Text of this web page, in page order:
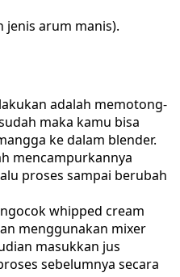
jenis arum manis).
adalah memotong-
maka kamu bisa
ke dalam blender.
mencampurkannya
proses sampai berubah
whipped cream
menggunakan mixer
masukkan jus
sebelumnya secara